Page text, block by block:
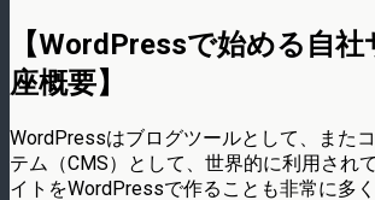
【WordPressで始める自
座概要】
WordPressはブログツールとして、また
テム（CMS）として、世界的に利用され
イトをWordPressで作ることも非常に多く